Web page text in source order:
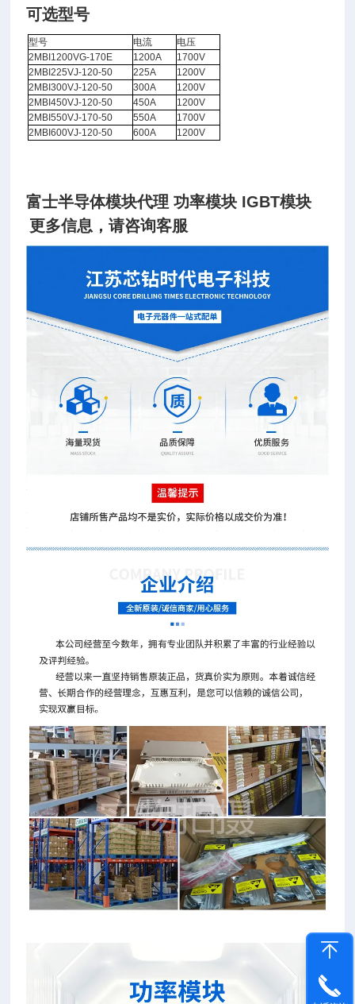
可选型号
型号 电流
电压
2MBI1200VG-170E
1200A
1700V
2MBI225VJ-120-50
225A
1200V
2MBI300VJ-120-50
300A
1200V
2MBI450VJ-120-50
450A
1200V
2MBI550VJ-170-50
550A
1700V
2MBI600VJ-120-50
600A 1200V
富士半导体模块代理 功率模块 IGBT模块
更多信息，请咨询客服